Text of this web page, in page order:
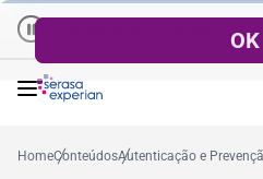
Empresas | Recuperação
ano
HomeConteúdosAutenticação e